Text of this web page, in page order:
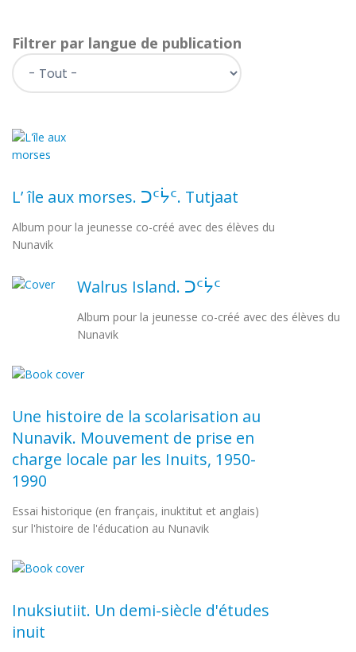
Filtrer par langue de publication
L’ île aux morses. ᑐᑦᔮᑦ. Tutjaat
Album pour la jeunesse co-créé avec des élèves du
Nunavik
Walrus Island. ᑐᑦᔮᑦ
Album pour la jeunesse co-créé avec des élèves du
Nunavik
Une histoire de la scolarisation au
Nunavik. Mouvement de prise en
charge locale par les Inuits, 1950-
1990
Essai historique (en français, inuktitut et anglais)
sur l'histoire de l'éducation au Nunavik
Inuksiutiit. Un demi-siècle d'études
inuit